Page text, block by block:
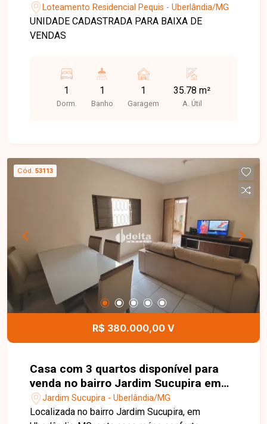
Loteamento Residencial Pequis - Uberlândia/MG
UNIDADE CADASTRADA PARA BAIXA DE
VENDAS
1
Dorm.
1
Banho
1
Garagem
35.78 m²
A. Útil
Cód. 53113
R$ 380.000,00 V
Casa com 3 quartos disponível para
venda no bairro Jardim Sucupira em
Uberlândia-MG
Jardim Sucupira - Uberlândia/MG
Localizada no bairro Jardim Sucupira, em